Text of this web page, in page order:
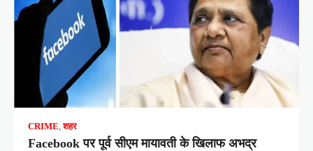
CRIME ,शहर
Facebook पर पूर्व सीएम मायावती के खिलाफ अभद्र